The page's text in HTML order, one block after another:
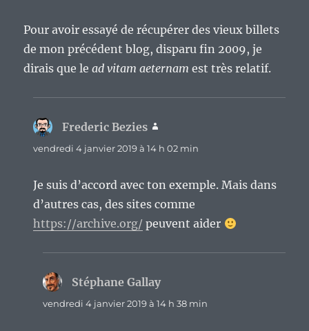
Pour avoir essayé de récupérer des vieux billets
de mon précédent blog, disparu fin 2009, je
dirais que lead vitam aeternam est très relatif.
Frederic Bezies
vendredi 4 janvier 2019 à 14 h 02 min
Je suis d’accord avec ton exemple. Mais dans
d’autres cas, des sites comme
https://archive.org/ peuvent aider
Stéphane Gallaydit :
vendredi 4 janvier 2019 à 14 h 38 min